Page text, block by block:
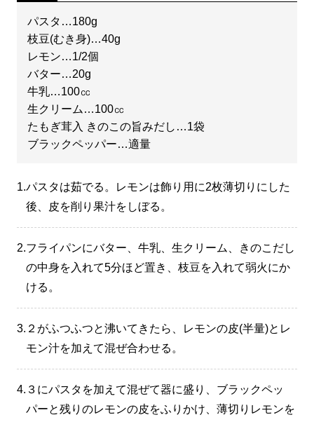
パスタ…180g
枝豆(むき身)…40g
レモン…1/2個
バター…20g
牛乳…100㏄
生クリーム…100㏄
たもぎ茸入 きのこの旨みだし…1袋
ブラックペッパー…適量
1.パスタは茹でる。レモンは飾り用に2枚薄切りにした
後、皮を削り果汁をしぼる。
2.フライパンにバター、牛乳、生クリーム、きのこだし
の中身を入れて5分ほど置き、枝豆を入れて弱火にか
ける。
3. ２がふつふつと沸いてきたら、レモンの皮(半量)とレ
モン汁を加えて混ぜ合わせる。
4. ３にパスタを加えて混ぜて器に盛り、ブラックペッ
パーと残りのレモンの皮をふりかけ、薄切りレモンを